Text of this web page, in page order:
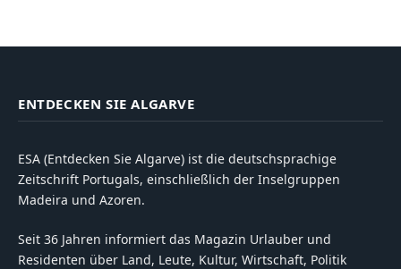
ENTDECKEN SIE ALGARVE
ESA (Entdecken Sie Algarve) ist die deutschsprachige
Zeitschrift Portugals, einschließlich der Inselgruppen
Madeira und Azoren.
Seit 36 Jahren informiert das Magazin Urlauber und
Residenten über Land, Leute, Kultur, Wirtschaft, Politik